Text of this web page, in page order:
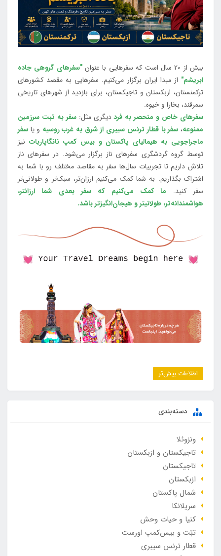
بیش از 20 سال است که سفرهایی با عنوان
"سفرهای گروهی جاده
ابریشم" از مبدا ایران برگزار می‌کنیم. سفرهایی به مقصد کشورهای
ترکمنستان، ازبکستان و تاجیکستان، برای بازدید از شهرهای تاریخی
سمرقند، بخارا و خیوه.
سفرهای خاص و منحصر به فرددیگری مثل:سفر به تبت سرزمین
ممنوعه، سفر با قطار ترنس سیبری از شرق به غرب روسیه و یا سفر
ماجراجویی به هیمالیای پاکستان و بیس کمپ نانگاپاربات نیز
توسط گروه گردشگری سفرهای ناز برگزار می‌شود. در سفرهای ناز
تلاش داریم تا تجربیات سال‌ها سفر به مقاصد مختلف رو با شما به
اشتراک بگذاریم. به شما کمک می‌کنیم ارزان‌تر، سبک‌تر و طولانی‌تر
سفر کنید. ما کمک می‌کنیم که سفر بعدی شما ارزانتر،
هواشمندانه‌تر، طولانی‎تر و هیجان‌انگیزتر باشد.
اطلاعات بیش‌تر
دسته‌بندی
ونزوئلا
تاجیکستان و ازبکستان
تاجیکستان
ازبکستان
شمال پاکستان
سریلانکا
کنیا و حیات وحش
تبّت و بیس‌کمپ اورست
قطار ترنس سیبری